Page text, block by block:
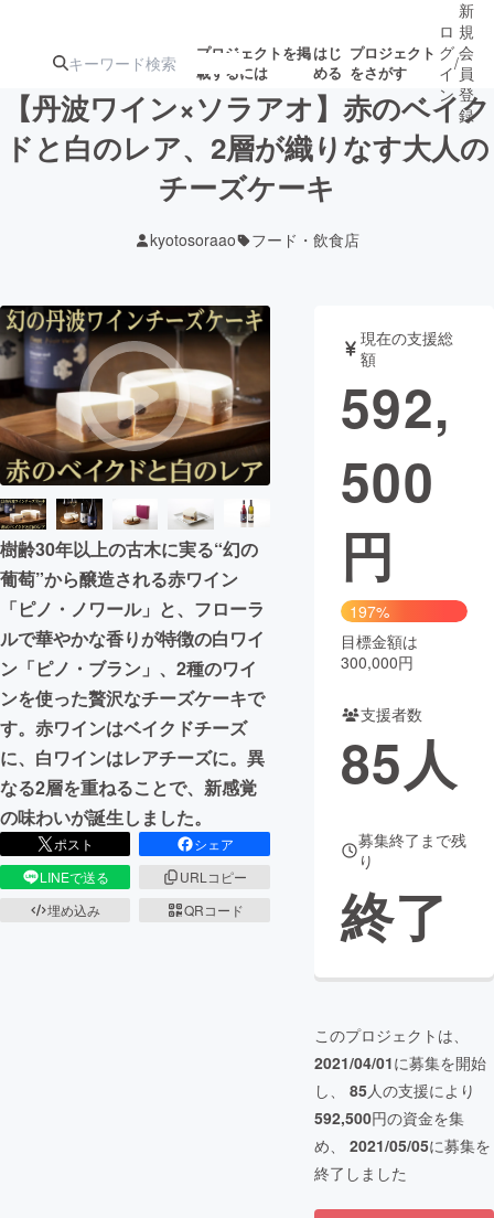
プロジェクトを掲
載するには
はじ
める
プロジェクト
をさがす
注目の新着プロ募集終了が近いプ
テクノロジー・ガジェット
映像・映画 書籍・雑誌
ビジネス・起業 チャレンジ
まちづくり・地域活性化
CAMPFIRE for Social Good
CAMPFIRE Creation
CAMPFIREふるさと納税machi-ya コミュニティ
ロ
グ
イ
ン
/
新
規
会
員
登
録
【丹波ワイン×ソラアオ】赤のベイク
ドと白のレア、2層が織りなす大人の
チーズケーキ
kyotosoraao フード・飲食店
樹齢30年以上の古木に実る“幻の
葡萄”から醸造される赤ワイン
「ピノ・ノワール」と、フローラ
ルで華やかな香りが特徴の白ワイ
ン「ピノ・ブラン」、2種のワイ
ンを使った贅沢なチーズケーキで
す。赤ワインはベイクドチーズ
に、白ワインはレアチーズに。異
なる2層を重ねることで、新感覚
の味わいが誕生しました。
ポスト
シェア
LINEで送る
URLコピー
埋め込み
QRコード
現在の支援総
額
592,
500
円
197%
目標金額は
300,000円
支援者数
85人
募集終了まで残
り
終了
このプロジェクトは、
2021/04/01に募集を開始
し、 85人の支援により
592,500円の資金を集
め、 2021/05/05に募集を
終了しました